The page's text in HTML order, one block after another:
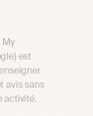
est
avis sans
activité.